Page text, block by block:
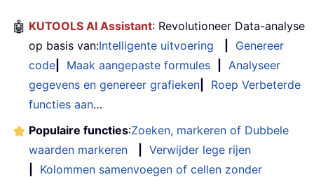
🤖 KUTOOLS AI Assistant: Revolutioneer Data-analyse
op basis van:Intelligente uitvoering
Genereer
code
Maak aangepaste formules
Analyseer
gegevens en genereer grafieken
Roep Verbeterde
functies aan…
Populaire functies:Zoeken, markeren of Dubbele
waarden markeren
Verwijder lege rijen
Kolommen samenvoegen of cellen zonder